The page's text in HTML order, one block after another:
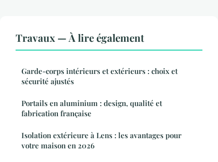
Travaux — À lire également
Garde-corps intérieurs et extérieurs : choix et
sécurité ajustés
Portails en aluminium : design, qualité et
fabrication française
Isolation extérieure à Lens : les avantages pour
votre maison en 2026